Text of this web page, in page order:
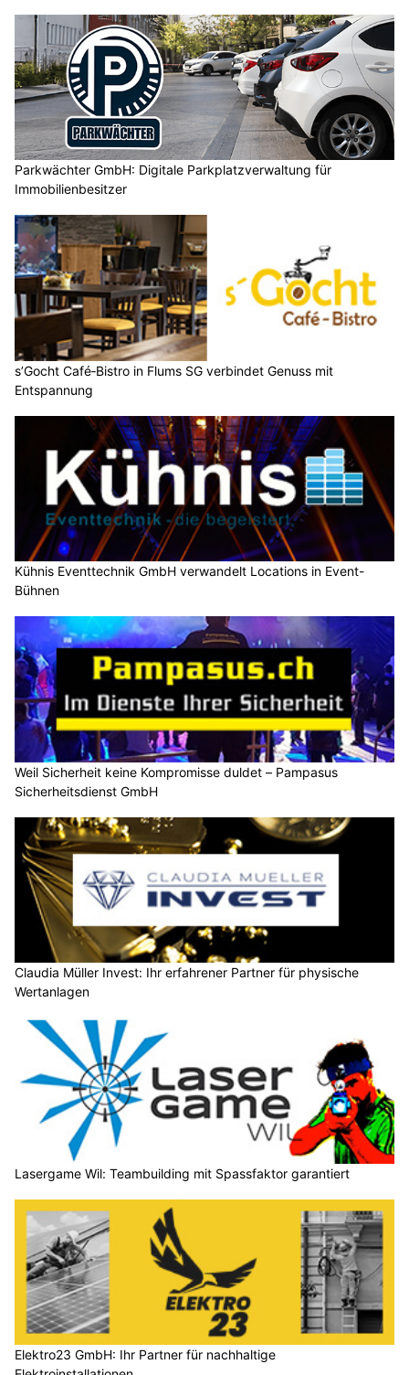
Parkwächter GmbH: Digitale Parkplatzverwaltung für
Immobilienbesitzer
s’Gocht Café‑Bistro in Flums SG verbindet Genuss mit
Entspannung
Kühnis Eventtechnik GmbH verwandelt Locations in Event-
Bühnen
Weil Sicherheit keine Kompromisse duldet – Pampasus
Sicherheitsdienst GmbH
Claudia Müller Invest: Ihr erfahrener Partner für physische
Wertanlagen
Lasergame Wil: Teambuilding mit Spassfaktor garantiert
Elektro23 GmbH: Ihr Partner für nachhaltige